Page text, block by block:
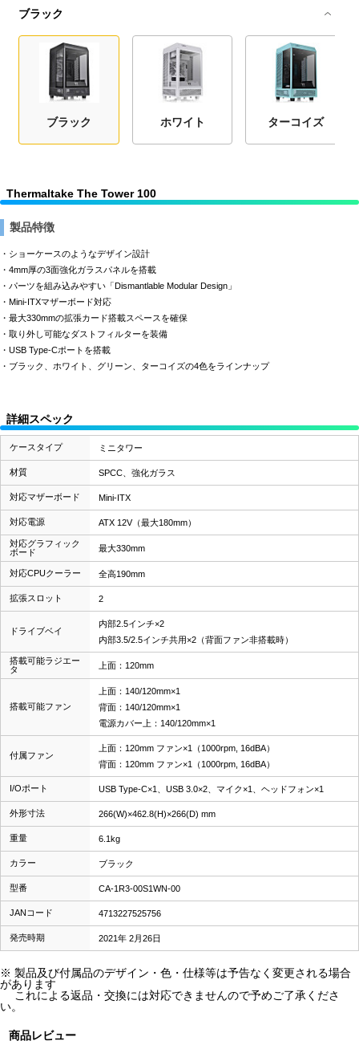
ブラック
ブラック ホワイト ターコイズ
Thermaltake The Tower 100
製品特徴
・ショーケースのようなデザイン設計
・4mm厚の3面強化ガラスパネルを搭載
・パーツを組み込みやすい「Dismantlable Modular Design」
・Mini-ITXマザーボード対応
・最大330mmの拡張カード搭載スペースを確保
・取り外し可能なダストフィルターを装備
・USB Type-Cポートを搭載
・ブラック、ホワイト、グリーン、ターコイズの4色をラインナップ
詳細スペック
ケースタイプ ミニタワー
材質 SPCC、強化ガラス
対応マザーボード Mini-ITX
対応電源 ATX 12V（最大180mm）
対応グラフィック
ボード
最大330mm
対応CPUクーラー 全高190mm
拡張スロット 2
ドライブベイ
内部2.5インチ×2
内部3.5/2.5インチ共用×2（背面ファン非搭載時）
搭載可能ラジエー
タ
上面：120mm
搭載可能ファン
上面：140/120mm×1
背面：140/120mm×1
電源カバー上：140/120mm×1
付属ファン
上面：120mm ファン×1（1000rpm, 16dBA）
背面：120mm ファン×1（1000rpm, 16dBA）
I/Oポート USB Type-C×1、USB 3.0×2、マイク×1、ヘッドフォン×1
外形寸法 266(W)×462.8(H)×266(D) mm
重量 6.1kg
カラー ブラック
型番 CA-1R3-00S1WN-00
JANコード 4713227525756
発売時期 2021年 2月26日
※ 製品及び付属品のデザイン・色・仕様等は予告なく変更される場合
があります
これによる返品・交換には対応できませんので予めご了承くださ
い。
商品レビュー